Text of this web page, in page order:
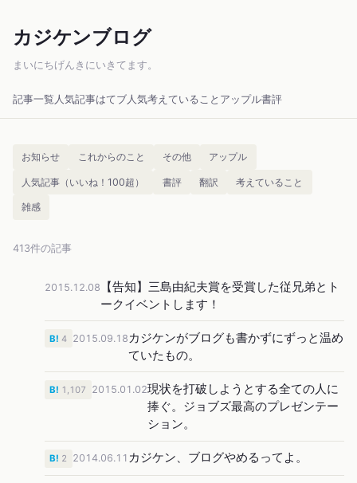
カジケンブログ
まいにちげんきにいきてます。
記事一覧 人気記事はてブ人気考えていること アップル書評
お知らせ これからのこと その他 アップル
人気記事（いいね！100超） 書評 翻訳 考えていること
雑感
413件の記事
2015.12.08
【告知】三島由紀夫賞を受賞した従兄弟とト
ークイベントします！
2015.09.18 カジケンがブログも書かずにずっと温め
ていたもの。
B! 4
2015.01.02現状を打破しようとする全ての人に
捧ぐ。ジョブズ最高のプレゼンテー
ション。
B! 1,107
2014.06.11 カジケン、ブログやめるってよ。
B! 2